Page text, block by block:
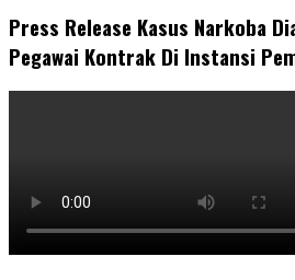
Press Release Kasus Narkoba
Pegawai Kontrak Di Instansi